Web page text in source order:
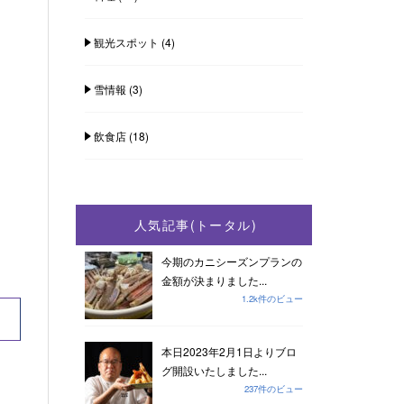
観光スポット (4)
雪情報 (3)
飲食店(18)
人気記事(トータル)
今期のカニシーズンプランの
金額が決まりました...
1.2k件のビュー
本日2023年2月1日よりブロ
グ開設いたしました...
237件のビュー